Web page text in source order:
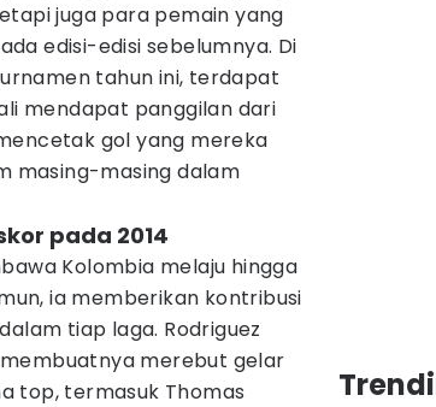
juga para pemain yang
edisi-edisi sebelumnya. Di
tahun ini, terdapat
mendapat panggilan dari
gol yang mereka
masing-masing dalam
pada 2014
Kolombia melaju hingga
ia memberikan kontribusi
tiap laga. Rodriguez
merebut gelar
top, termasuk Thomas